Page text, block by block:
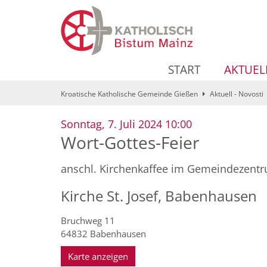
START
Kroatische Katholische Gemeinde Gießen Aktuell - Novosti
Sonntag, 7. Juli 2024 10:00:
Wort-Gottes-Feier
anschl. Kirchenkaffee im
Kirche St. Josef, Babenhausen
Bruchweg 11
64832 Babenhausen
Karte anzeigen